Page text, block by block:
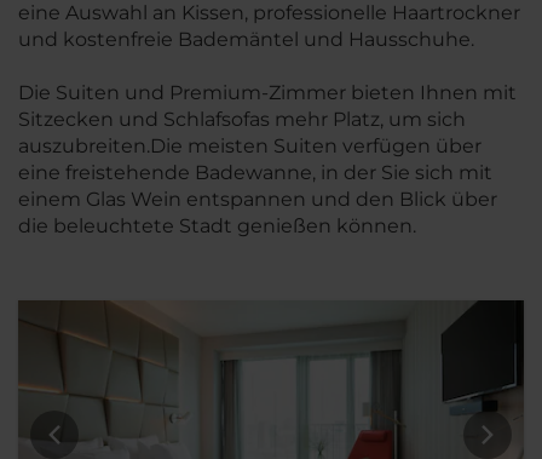
eine Auswahl an Kissen, professionelle Haartrockner
und kostenfreie Bademäntel und Hausschuhe.
Die Suiten und Premium-Zimmer bieten Ihnen mit
Sitzecken und Schlafsofas mehr Platz, um sich
auszubreiten.Die meisten Suiten verfügen über
eine freistehende Badewanne, in der Sie sich mit
einem Glas Wein entspannen und den Blick über
die beleuchtete Stadt genießen können.